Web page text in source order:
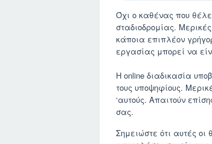
Όχι ο καθένας που
σταδιοδρομίας.
κάποια επιπλέον
εργασίας μπορεί να
Η online διαδικασία
τους υποψηφίους.
‘αυτούς. Απαιτούν
σας.
Σημειώστε ότι αυτές